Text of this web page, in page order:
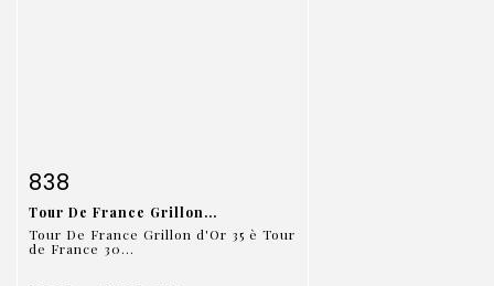
Fiche détaillée
838
Tour De France Grillon...
Tour De France Grillon d'Or 35 è Tour
de France 30...